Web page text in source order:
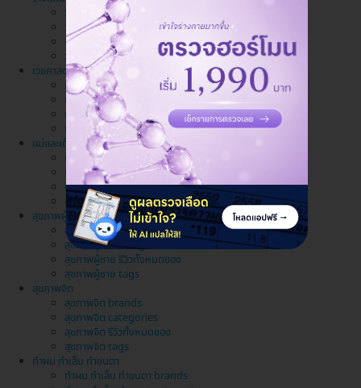
วางแผนครอบครัว brands
วางแผนครอบครัว categories
วางแผนครอบครัว รีวิวทั้งหมดของ
วางแผนครอบครัว tags
เวชศาสตร์ชะลอวัย
เวชศาสตร์ชะลอวัย brands
เวชศาสตร์ชะลอวัย categories
เวชศาสตร์ชะลอวัย รีวิวทั้งหมดของ
เวชศาสตร์ชะลอวัย tags
แม่และเด็ก
แม่และเด็ก brands
แม่และเด็ก categories
แม่และเด็ก รีวิวทั้งหมดของ
แม่และเด็ก tags
สุขภาพผู้ชาย
สุขภาพผู้ชาย brands
สุขภาพผู้ชาย categories
สุขภาพผู้ชาย รีวิวทั้งหมดของ
สุขภาพผู้ชาย tags
สุขภาพจิต
สุขภาพจิต brands
สุขภาพจิต categories
สุขภาพจิต รีวิวทั้งหมดของ
สุขภาพจิต tags
ทำผม ทำเล็บ ทำขนตา
ทำผม ทำเล็บ ทำขนตา brands